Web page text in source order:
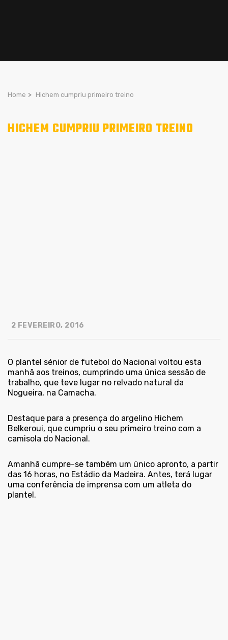
Home > Hichem cumpriu primeiro treino
HICHEM CUMPRIU PRIMEIRO TREINO
2 FEVEREIRO, 2016
O plantel sénior de futebol do Nacional voltou esta
manhã aos treinos, cumprindo uma única sessão de
trabalho, que teve lugar no relvado natural da
Nogueira, na Camacha.
Destaque para a presença do argelino Hichem
Belkeroui, que cumpriu o seu primeiro treino com a
camisola do Nacional.
Amanhã cumpre-se também um único apronto, a partir
das 16 horas, no Estádio da Madeira. Antes, terá lugar
uma conferência de imprensa com um atleta do
plantel.